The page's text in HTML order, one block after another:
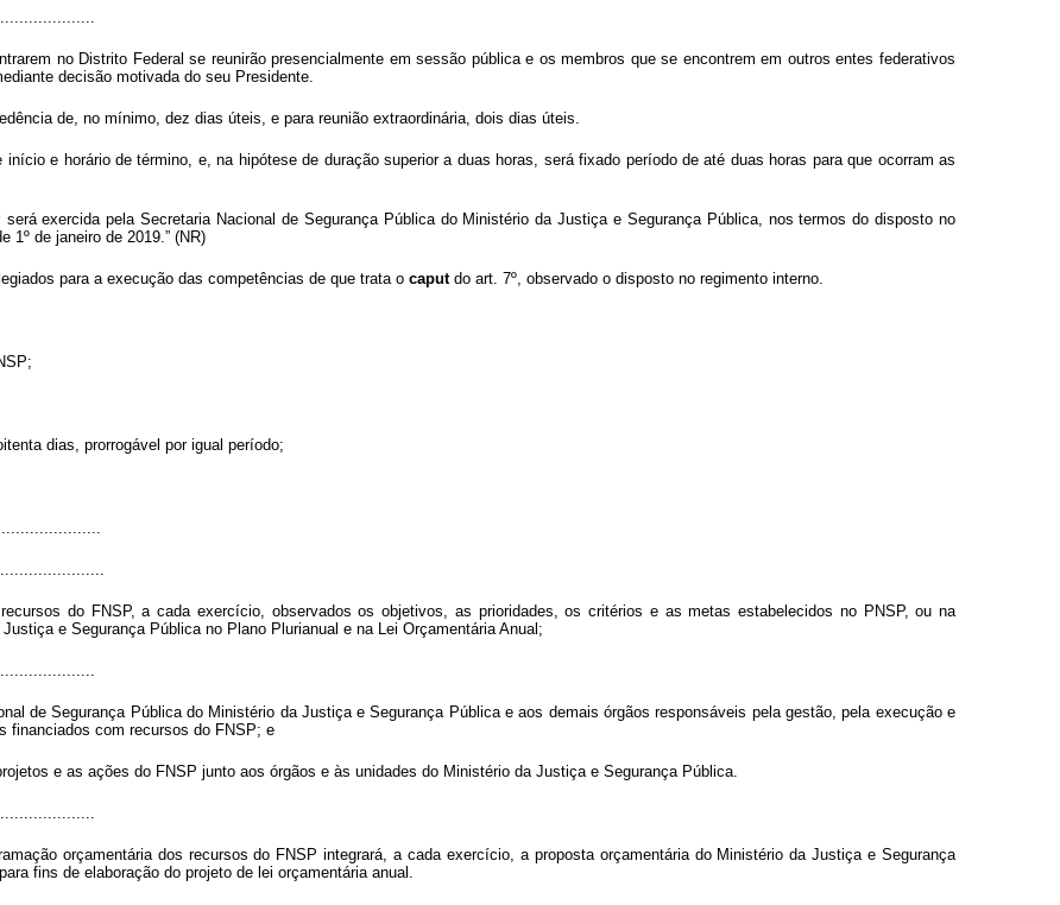
no Distrito Federal se reunirão presencialmente em sessão pública e os membros que se encontrem em outros entes federativos
decisão motivada do seu Presidente.
de, no mínimo, dez dias úteis, e para reunião extraordinária, dois dias úteis.
e horário de término, e, na hipótese de duração superior a duas horas, será fixado período de até duas horas para que ocorram as
exercida pela Secretaria Nacional de Segurança Pública do Ministério da Justiça e Segurança Pública, nos termos do disposto no
1º de janeiro de 2019.” (NR)
para a execução das competências de que trata o caputdo art. 7º, observado o disposto no regimento interno.
dias, prorrogável por igual período;
do FNSP, a cada exercício, observados os objetivos, as prioridades, os critérios e as metas estabelecidos no PNSP, ou na
e Segurança Pública no Plano Plurianual e na Lei Orçamentária Anual;
de Segurança Pública do Ministério da Justiça e Segurança Pública e aos demais órgãos responsáveis pela gestão, pela execução e
financiados com recursos do FNSP; e
e as ações do FNSP junto aos órgãos e às unidades do Ministério da Justiça e Segurança Pública.
orçamentária dos recursos do FNSP integrará, a cada exercício, a proposta orçamentária do Ministério da Justiça e Segurança
fins de elaboração do projeto de lei orçamentária anual.